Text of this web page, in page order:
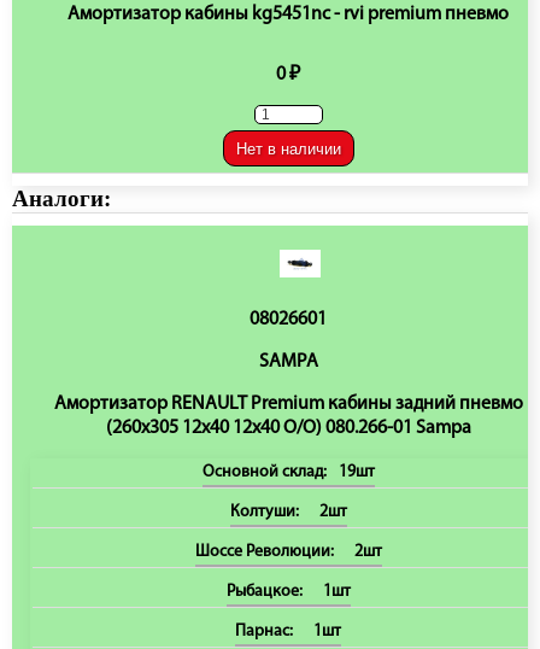
Амортизатор кабины kg5451nc - rvi premium пневмо
0 ₽
Нет в наличии
Аналоги:
08026601
SAMPA
Амортизатор RENAULT Premium кабины задний пневмо
(260х305 12х40 12х40 O/O) 080.266-01 Sampa
Основной склад: 19шт
Колтуши: 2шт
Шоссе Революции: 2шт
Рыбацкое: 1шт
Парнас: 1шт